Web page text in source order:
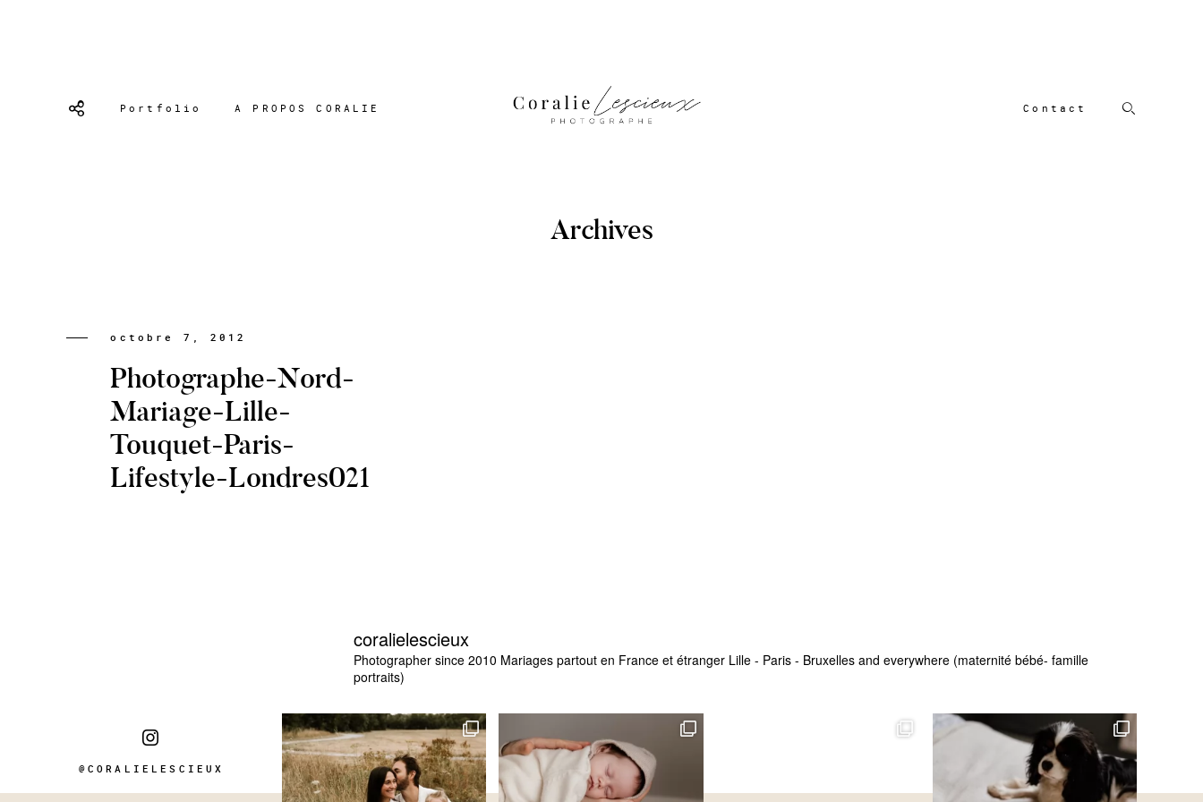
Portfolio A PROPOS CORALIE Contact
Archives
octobre 7, 2012
Photographe-Nord-
Mariage-Lille-
Touquet-Paris-
Lifestyle-Londres021
@CORALIELESCIEUX
coralielescieux
Photographer since 2010 Mariages partout en France et étranger Lille - Paris - Bruxelles and everywhere (maternité bébé- famille
portraits)